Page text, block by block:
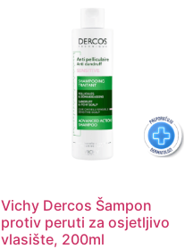
Vichy Dercos Šampon
protiv peruti za osjetljivo
vlasište, 200ml